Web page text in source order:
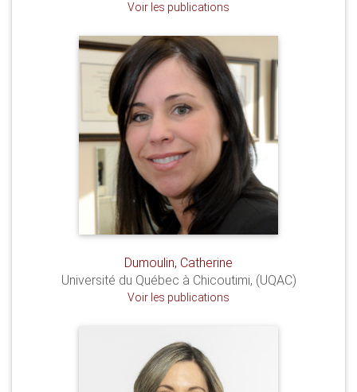
Voir les publications
Dumoulin, Catherine
Université du Québec à Chicoutimi, (UQAC)
Voir les publications